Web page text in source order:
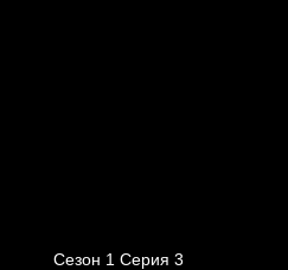
Сезон 1 Серия 3